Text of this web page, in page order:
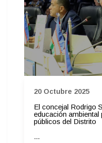
20 Octubre 2025
El concejal Rodrigo
educación
públicos del Distrito
...